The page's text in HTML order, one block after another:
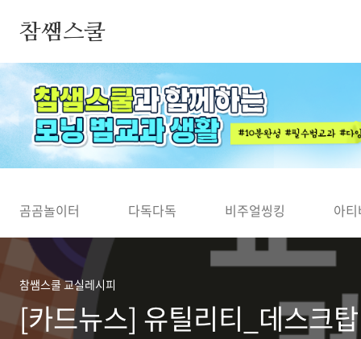
참쌤스쿨
◀
곰곰놀이터 다독다독 비주얼씽킹 아
참쌤스쿨 교실레시피
[카드뉴스] 유틸리티_데스크